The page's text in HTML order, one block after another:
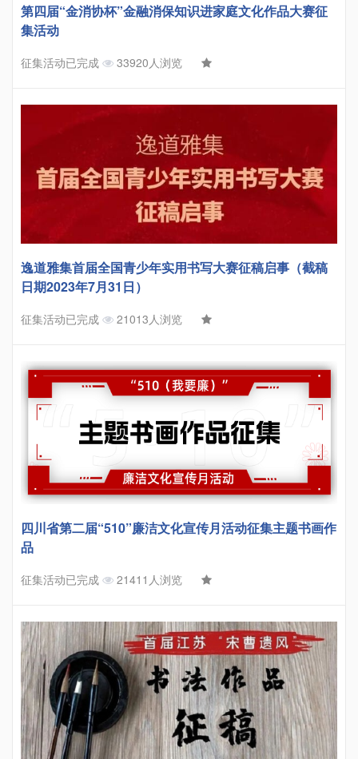
第四届“金消协杯”金融消保知识进家庭文化作品大赛征
集活动
征集活动已完成 33920人浏览
逸道雅集首届全国青少年实用书写大赛征稿启事（截稿
日期2023年7月31日）
征集活动已完成 21013人浏览
四川省第二届“510”廉洁文化宣传月活动征集主题书画作
品
征集活动已完成 21411人浏览